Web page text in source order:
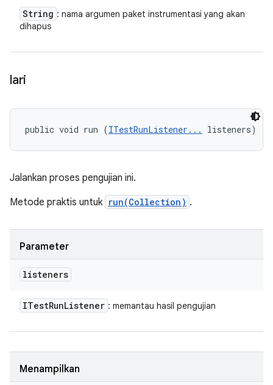
String : nama argumen paket instrumentasi yang akan
dihapus
lari
public void run (ITestRunListener... listeners)
Jalankan proses pengujian ini.
Metode praktis untuk run(Collection) .
Parameter
listeners
ITestRunListener : memantau hasil pengujian
Menampilkan